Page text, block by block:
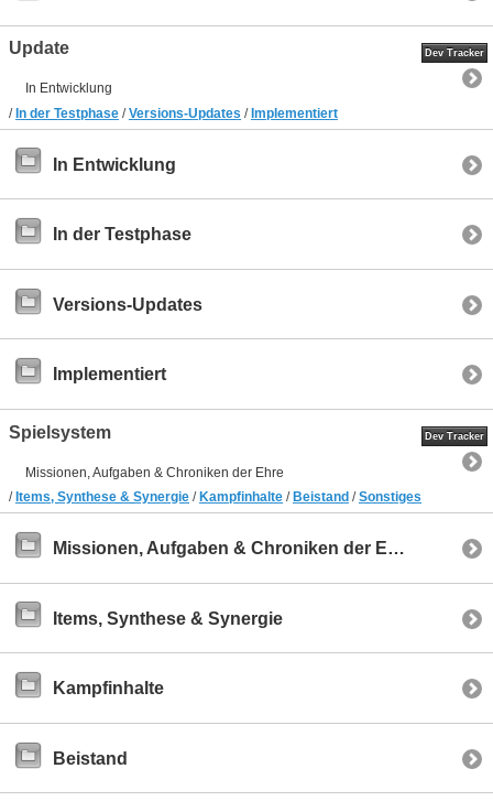
Update Dev Tracker
In Entwicklung
/In der Testphase /Versions-Updates /Implementiert
In Entwicklung
In der Testphase
Versions-Updates
Implementiert
Spielsystem Dev Tracker
Missionen, Aufgaben & Chroniken der Ehre
/ Items, Synthese & Synergie / Kampfinhalte / Beistand /Sonstiges
Missionen, Aufgaben & Chroniken der Ehre
Items, Synthese & Synergie
Kampfinhalte
Beistand